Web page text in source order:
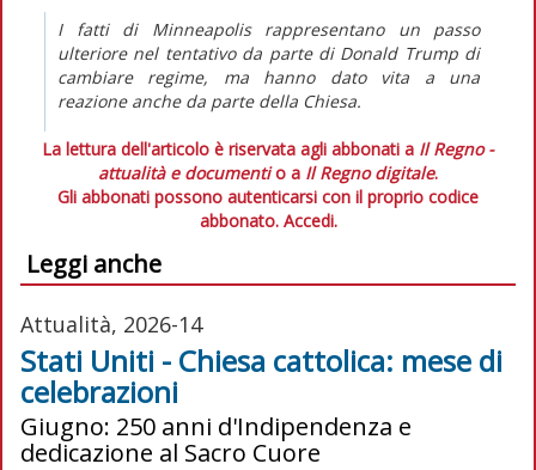
I fatti di Minneapolis rappresentano un passo
ulteriore nel tentativo da parte di Donald Trump di
cambiare regime, ma hanno dato vita a una
reazione anche da parte della Chiesa.
La lettura dell'articolo è riservata agli abbonati a Il Regno -
attualità e documentio a Il Regno digitale.
Gli abbonati possono autenticarsi con il proprio codice
abbonato. Accedi.
Leggi anche
Attualità, 2026-14
Stati Uniti - Chiesa cattolica: mese di
celebrazioni
Giugno: 250 anni d'Indipendenza e
dedicazione al Sacro Cuore